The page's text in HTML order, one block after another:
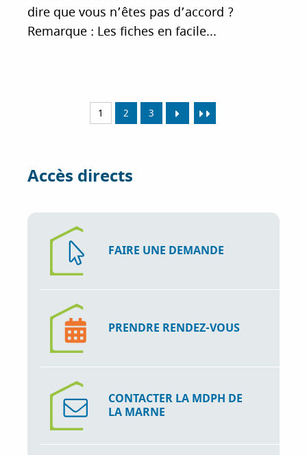
dire que vous n’êtes pas d’accord ?
Remarque : Les fiches en facile...
1 2 3
Accès directs
FAIRE UNE DEMANDE
PRENDRE RENDEZ-VOUS
CONTACTER LA MDPH DE
LA MARNE